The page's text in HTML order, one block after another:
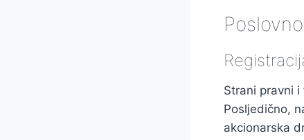
Strani pravni
Posljedično,
akcionarska